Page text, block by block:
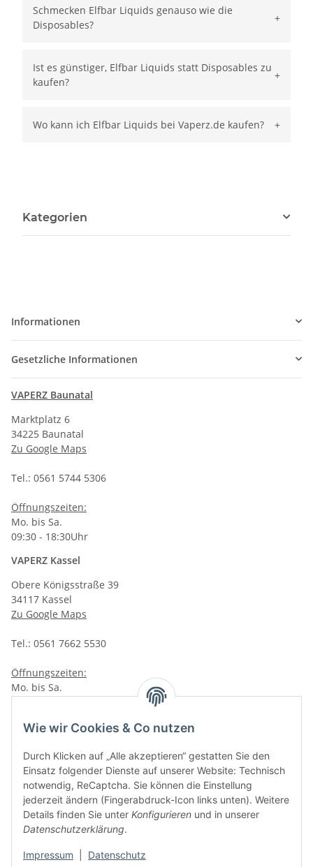
Wie wir Cookies & Co nutzen
Durch Klicken auf „Alle akzeptieren“ gestatten Sie den
Einsatz folgender Dienste auf unserer Website: Technisch
notwendig, ReCaptcha. Sie können die Einstellung
jederzeit ändern (Fingerabdruck-Icon links unten). Weitere
Details finden Sie unter Konfigurieren und in unserer
Datenschutzerklärung.
Impressum Datenschutz
Schmecken Elfbar Liquids genauso wie die
Disposables?
Ist es günstiger, Elfbar Liquids statt Disposables zu
kaufen?
Wo kann ich Elfbar Liquids bei Vaperz.de kaufen?
Kategorien
Informationen
Gesetzliche Informationen
VAPERZ Baunatal
Marktplatz 6
34225 Baunatal
Zu Google Maps
Tel.: 0561 5744 5306
Öffnungszeiten:
Mo. bis Sa.
09:30 - 18:30Uhr
VAPERZ Kassel
Obere Königsstraße 39
34117 Kassel
Zu Google Maps
Tel.: 0561 7662 5530
Öffnungszeiten:
Mo. bis Sa.
VAPERZ Vellmar
Lange Wender 7
34246 Vellmar
Zu Google Maps
Tel.: 0561 9885 9996
Öffnungszeiten:
Mo. bis Sa.